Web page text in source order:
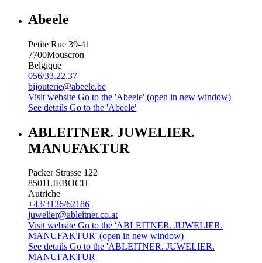
Abeele
Petite Rue 39-41
7700Mouscron
Belgique
056/33.22.37
bijouterie@abeele.be
Visit website Go to the 'Abeele' (open in new window)
See details Go to the 'Abeele'
ABLEITNER. JUWELIER.
MANUFAKTUR
Packer Strasse 122
8501LIEBOCH
Autriche
+43/3136/62186
juwelier@ableitner.co.at
Visit website Go to the 'ABLEITNER. JUWELIER.
MANUFAKTUR' (open in new window)
See details Go to the 'ABLEITNER. JUWELIER.
MANUFAKTUR'